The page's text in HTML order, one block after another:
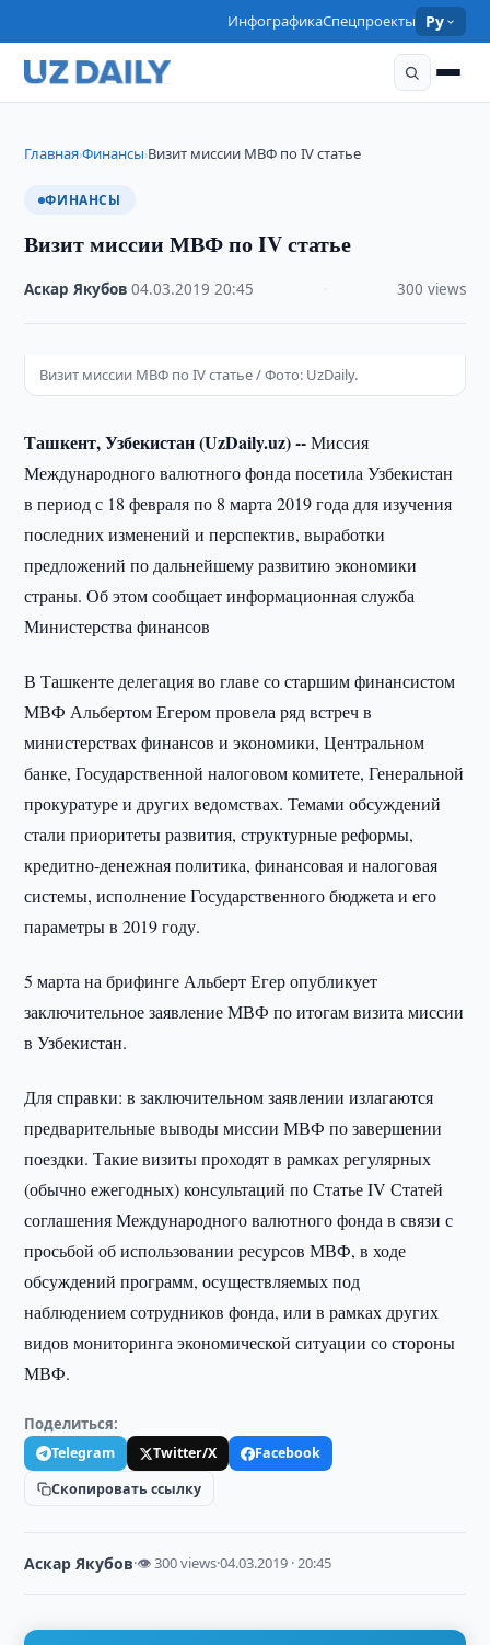
ИнфографикаСпецпроекты Ру
Главная›Финансы›Визит миссии МВФ по IV статье
ФИНАНСЫ
Визит миссии МВФ по IV статье
Аскар Якубов ·04.03.2019 ·20:45 300 views
Визит миссии МВФ по IV статье / Фото: UzDaily.
Ташкент, Узбекистан (UzDaily.uz) --Миссия
Международного валютного фонда посетила Узбекистан
в период с 18 февраля по 8 марта 2019 года для изучения
последних изменений и перспектив, выработки
предложений по дальнейшему развитию экономики
страны. Об этом сообщает информационная служба
Министерства финансов
В Ташкенте делегация во главе со старшим финансистом
МВФ Альбертом Егером провела ряд встреч в
министерствах финансов и экономики, Центральном
банке, Государственной налоговом комитете, Генеральной
прокуратуре и других ведомствах. Темами обсуждений
стали приоритеты развития, структурные реформы,
кредитно-денежная политика, финансовая и налоговая
системы, исполнение Государственного бюджета и его
параметры в 2019 году.
5 марта на брифинге Альберт Егер опубликует
заключительное заявление МВФ по итогам визита миссии
в Узбекистан.
Для справки: в заключительном заявлении излагаются
предварительные выводы миссии МВФ по завершении
поездки. Такие визиты проходят в рамках регулярных
(обычно ежегодных) консультаций по Статье IV Статей
соглашения Международного валютного фонда в связи с
просьбой об использовании ресурсов МВФ, в ходе
обсуждений программ, осуществляемых под
наблюдением сотрудников фонда, или в рамках других
видов мониторинга экономической ситуации со стороны
МВФ.
Поделиться:
Telegram Twitter/X
Facebook
Скопировать ссылку
Аскар Якубов·👁 300 views·04.03.2019 · 20:45